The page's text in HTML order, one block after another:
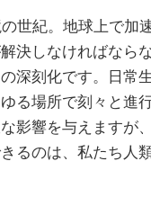
世紀。地球上で加
決しなければなら
深刻化です。日常
る場所で刻々と進
影響を与えますが
るのは、私たち人